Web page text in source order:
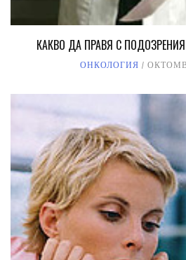
КАКВО ДА ПРАВЯ С
ОНКОЛОГИЯ